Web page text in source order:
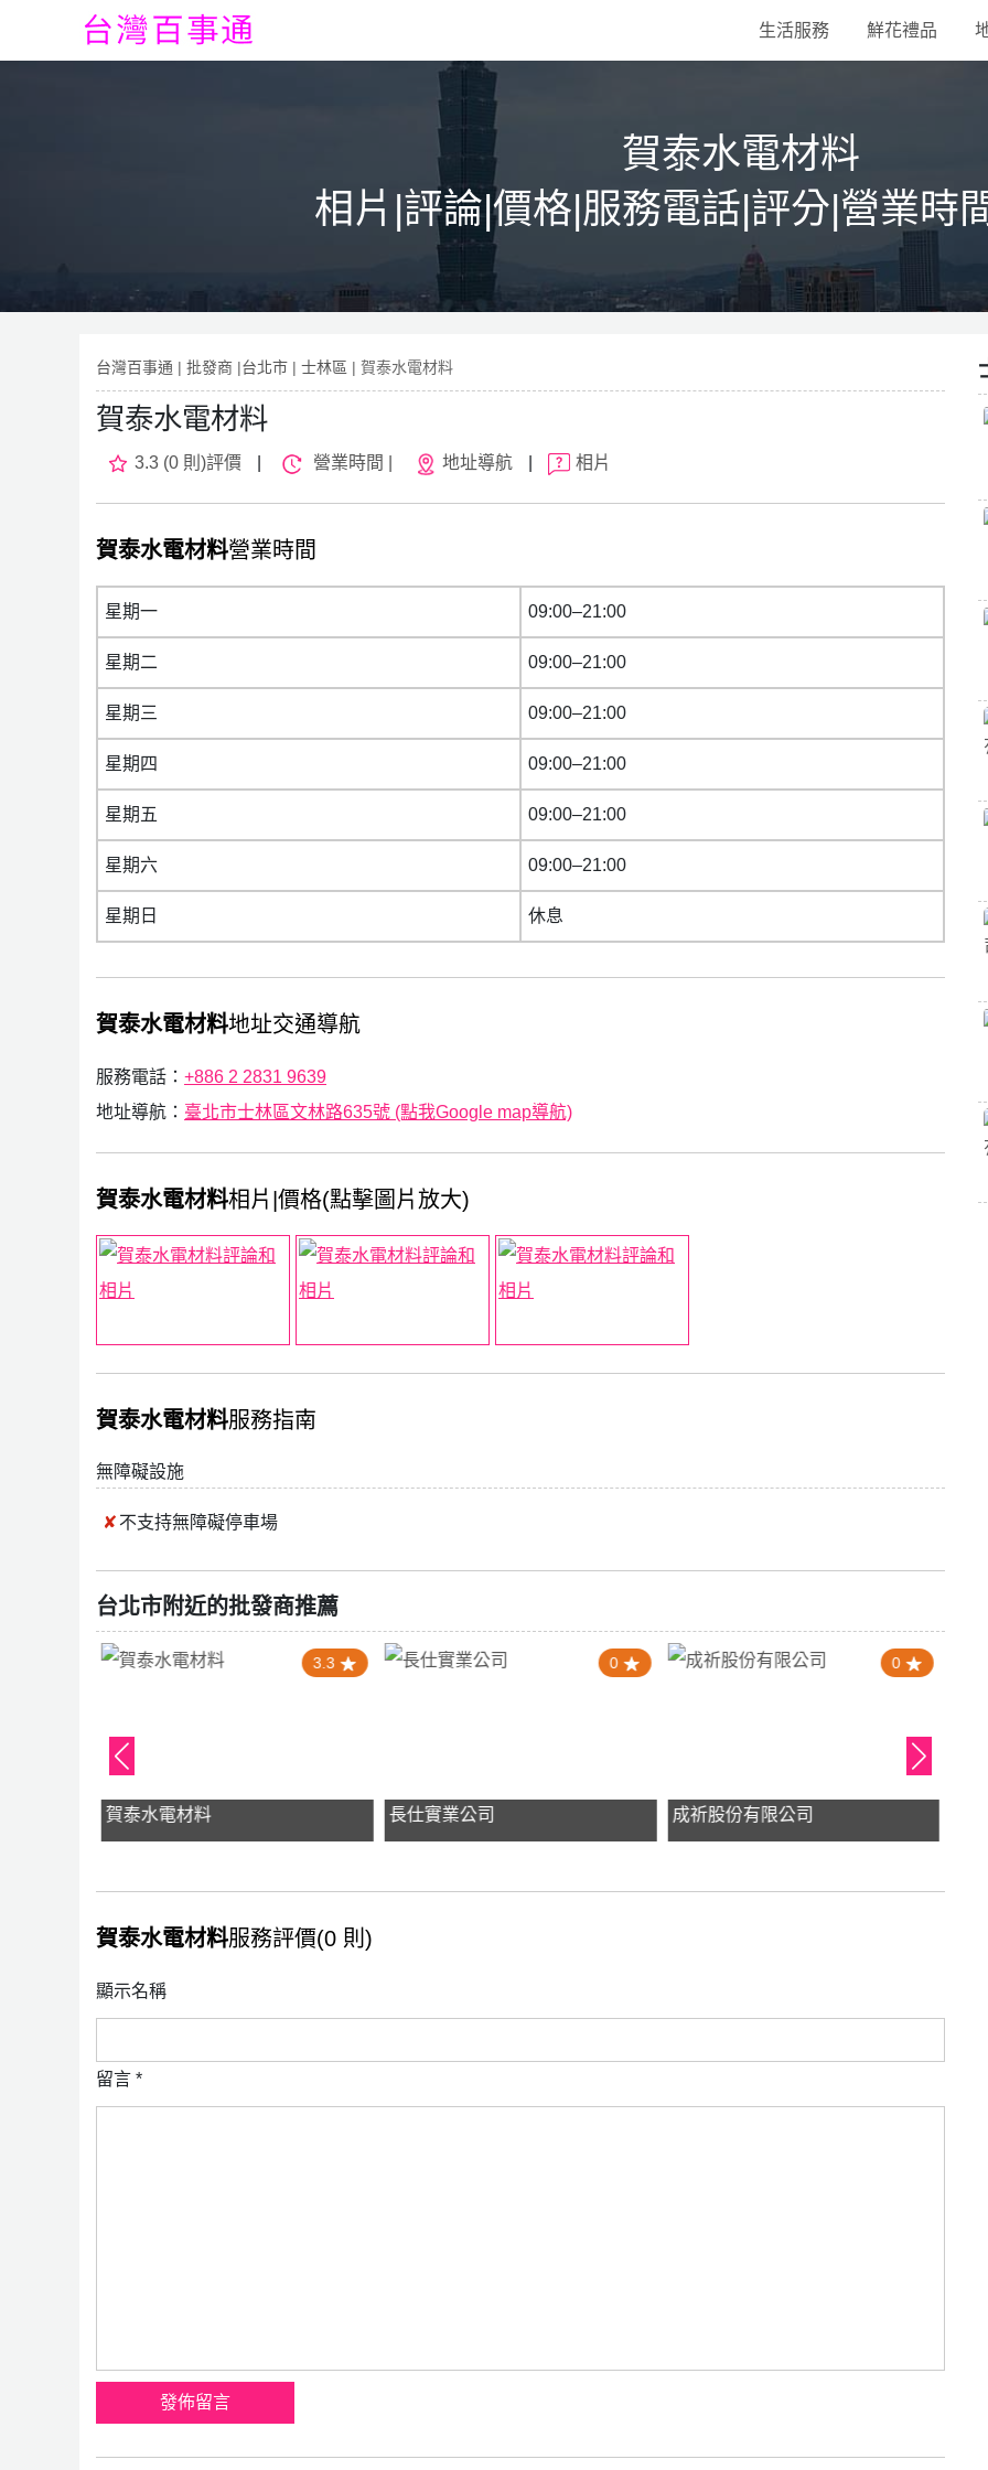
生活服務 鮮花禮品
賀泰水電材料
相片|評論|價格|服務電話|評分|營業時
台灣百事通 | 批發商 |台北市 | 士林區 | 賀泰水電材料
賀泰水電材料
3.3 (0 則)評價 營業時間 | 地址導航 相片
賀泰水電材料營業時間
星期一 09:00–21:00
星期二 09:00–21:00
星期三 09:00–21:00
星期四 09:00–21:00
星期五 09:00–21:00
星期六 09:00–21:00
星期日 休息
賀泰水電材料地址交通導航
服務電話： +886 2 2831 9639
地址導航： 臺北市士林區文林路635號 (點我Google map導航)
賀泰水電材料相片|價格(點擊圖片放大)
賀泰水電材料服務指南
無障礙設施
不支持無障礙停車場
台北市附近的批發商推薦
3.3
賀泰水電材料
0
長仕實業公司
0
成祈股份有限公司
賀泰水電材料服務評價(0 則)
顯示名稱
留言 *